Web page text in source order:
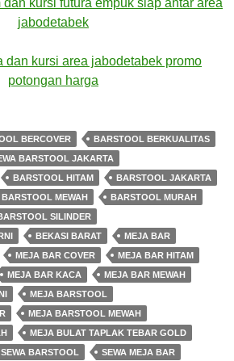
jabodetabek
dan kursi area jabodetabek promo
potongan harga
BERCOVER
BARSTOOL BERKUALITAS
BARSTOOL JAKARTA
BARSTOOL HITAM
BARSTOOL JAKARTA
BARSTOOL MEWAH
BARSTOOL MURAH
SILINDER
BEKASI BARAT
MEJA BAR
MEJA BAR COVER
MEJA BAR HITAM
MEJA BAR KACA
MEJA BAR MEWAH
MEJA BARSTOOL
MEJA BARSTOOL MEWAH
MEJA BULAT TAPLAK TEBAR GOLD
SEWA BARSTOOL
SEWA MEJA BAR